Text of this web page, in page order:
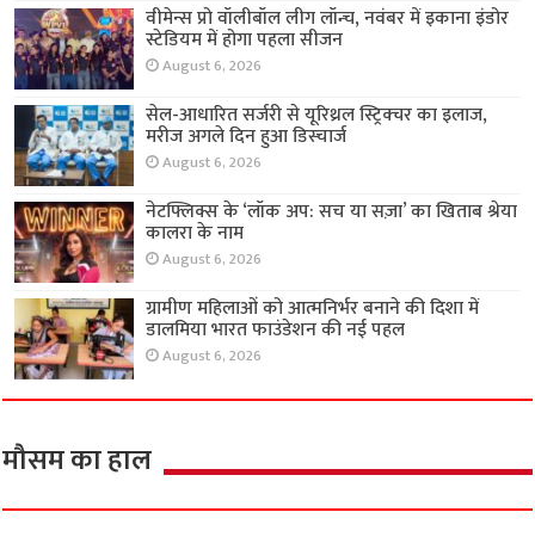
वीमेन्स प्रो वॉलीबॉल लीग लॉन्च, नवंबर में इकाना इंडोर
स्टेडियम में होगा पहला सीजन
August 6, 2026
सेल-आधारित सर्जरी से यूरिथ्रल स्ट्रिक्चर का इलाज,
मरीज अगले दिन हुआ डिस्चार्ज
August 6, 2026
नेटफ्लिक्स के ‘लॉक अप: सच या सज़ा’ का खिताब श्रेया
कालरा के नाम
August 6, 2026
ग्रामीण महिलाओं को आत्मनिर्भर बनाने की दिशा में
डालमिया भारत फाउंडेशन की नई पहल
August 6, 2026
मौसम का हाल